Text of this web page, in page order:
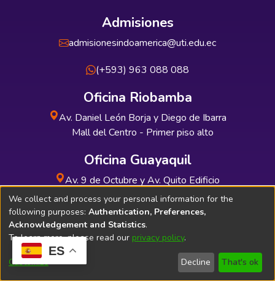
ES
Admisiones
admisionesindoamerica@uti.edu.ec
(+593) 963 088 088
Oficina Riobamba
Av. Daniel León Borja y Diego de Ibarra
Mall del Centro - Primer piso alto
Oficina Guayaquil
Av. 9 de Octubre y Av. Quito Edificio
INDUAUTO - Planta baja
Soporte Técnico Bibliolatino.com
We collect and process your personal information for the
following purposes: Authentication, Preferences,
Acknowledgement and Statistics.
To learn more, please read our privacy policy.
Customize Decline That's ok